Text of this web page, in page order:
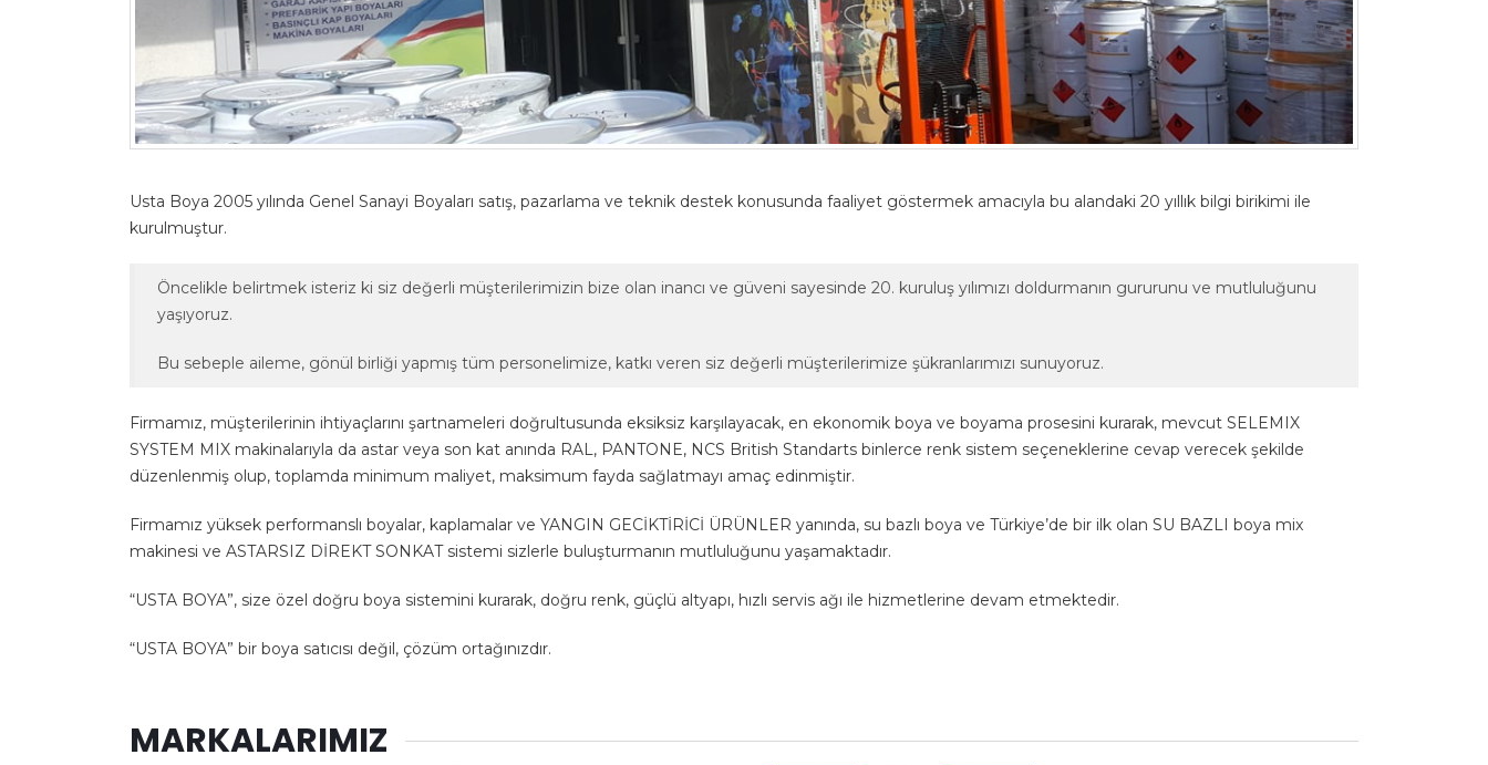
Usta Boya 2005 yılında Genel Sanayi Boyaları satış, pazarlama ve teknik destek konusunda faaliyet göstermek amacıyla bu alandaki 20 yıllık bilgi birikimi ile
kurulmuştur.
Öncelikle belirtmek isteriz ki siz değerli müşterilerimizin bize olan inancı ve güveni sayesinde 20. kuruluş yılımızı doldurmanın gururunu ve mutluluğunu
yaşıyoruz.
Bu sebeple aileme, gönül birliği yapmış tüm personelimize, katkı veren siz değerli müşterilerimize şükranlarımızı sunuyoruz.
Firmamız, müşterilerinin ihtiyaçlarını şartnameleri doğrultusunda eksiksiz karşılayacak, en ekonomik boya ve boyama prosesini kurarak, mevcut SELEMIX
SYSTEM MIX makinalarıyla da astar veya son kat anında RAL, PANTONE, NCS British Standarts binlerce renk sistem seçeneklerine cevap verecek şekilde
düzenlenmiş olup, toplamda minimum maliyet, maksimum fayda sağlatmayı amaç edinmiştir.
Firmamız yüksek performanslı boyalar, kaplamalar ve YANGIN GECİKTİRİCİ ÜRÜNLER yanında, su bazlı boya ve Türkiye’de bir ilk olan SU BAZLI boya mix
makinesi ve ASTARSIZ DİREKT SONKAT sistemi sizlerle buluşturmanın mutluluğunu yaşamaktadır.
“USTA BOYA”, size özel doğru boya sistemini kurarak, doğru renk, güçlü altyapı, hızlı servis ağı ile hizmetlerine devam etmektedir.
“USTA BOYA” bir boya satıcısı değil, çözüm ortağınızdır.
MARKALARIMIZ